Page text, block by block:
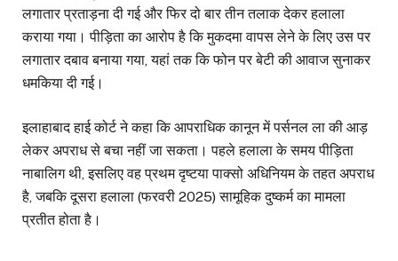
लगातार प्रताड़ना दी गई और फिर दो बार तीन तलाक देकर हलाला
कराया गया। पीड़िता का आरोप है कि मुकदमा वापस लेने के लिए उस पर
लगातार दबाव बनाया गया, यहां तक कि फोन पर बेटी की आवाज सुनाकर
धमकिया दी गई।
इलाहाबाद हाई कोर्ट ने कहा कि आपराधिक कानून में पर्सनल ला की आड़
लेकर अपराध से बचा नहीं जा सकता। पहले हलाला के समय पीड़िता
नाबालिग थी, इसलिए वह प्रथम दृष्टया पाक्सो अधिनियम के तहत अपराध
है, जबकि दूसरा हलाला (फरवरी 2025) सामूहिक दुष्कर्म का मामला
प्रतीत होता है।